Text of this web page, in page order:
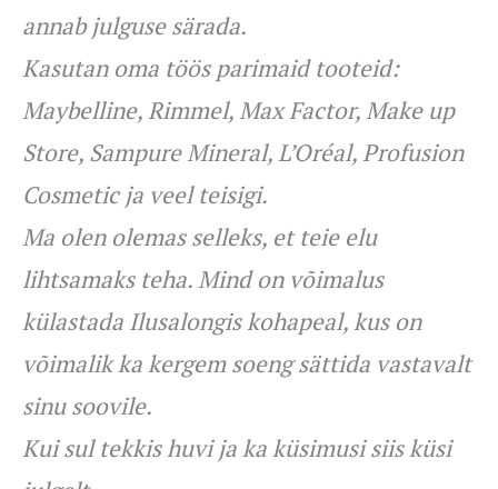
annab julguse särada.
Kasutan oma töös parimaid tooteid:
Maybelline, Rimmel, Max Factor, Make up
Store, Sampure Mineral, L’Oréal, Profusion
Cosmetic ja veel teisigi.
Ma olen olemas selleks, et teie elu
lihtsamaks teha. Mind on võimalus
külastada Ilusalongis kohapeal, kus on
võimalik ka kergem soeng sättida vastavalt
sinu soovile.
Kui sul tekkis huvi ja ka küsimusi siis küsi